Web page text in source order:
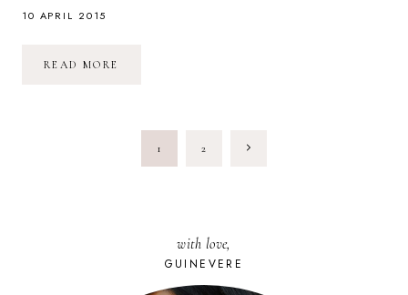
10 APRIL 2015
READ MORE
1 2 Next
with love,
GUINEVERE